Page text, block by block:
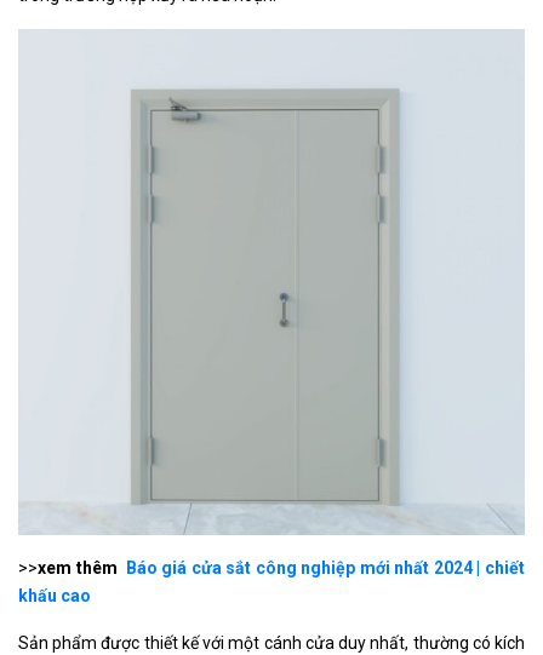
>>xem thêm
Báo giá cửa sắt công nghiệp mới nhất 2024 | chiết
khấu cao
Sản phẩm được thiết kế với một cánh cửa duy nhất, thường có kích